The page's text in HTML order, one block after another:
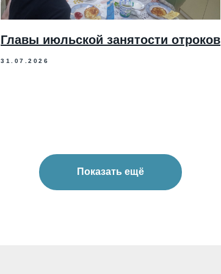
Главы июльской занятости отроков
31.07.2026
Показать ещё